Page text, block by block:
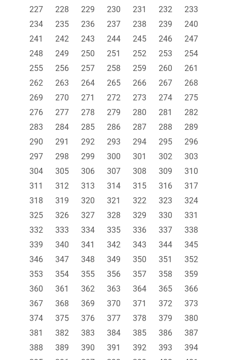
227
228 229 230 231 232
233
234
235 236 237 238 239
240
241
242 243 244 245 246
247
248
249 250 251 252 253
254
255
256 257 258 259 260
261
262
263 264 265 266 267
268
269
270 271 272 273 274
275
276
277 278 279 280 281
282
283
284 285 286 287 288
289
290
291 292 293 294 295
296
297
298 299 300 301 302
303
304
305 306 307 308 309
310
311
312 313 314 315 316
317
318
319 320 321 322 323
324
325
326 327 328 329 330
331
332
333 334 335 336 337
338
339
340 341 342 343 344
345
346
347 348 349 350 351
352
353
354 355 356 357 358
359
360
361 362 363 364 365
366
367
368 369 370 371 372
373
374
375 376 377 378 379
380
381
382 383 384 385 386
387
388
389 390 391 392 393
394